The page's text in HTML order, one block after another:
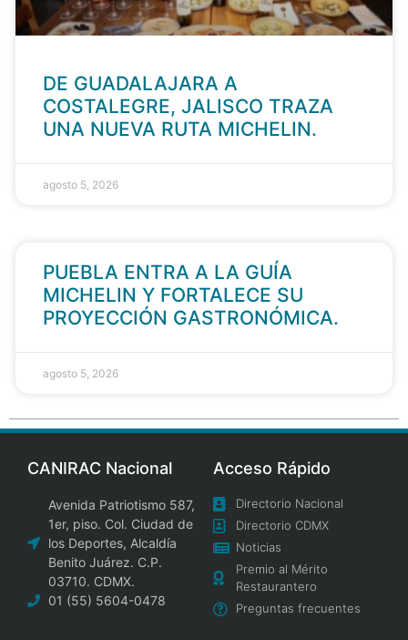
DE GUADALAJARA A
COSTALEGRE, JALISCO TRAZA
UNA NUEVA RUTA MICHELIN.
agosto 5, 2026
PUEBLA ENTRA A LA GUÍA
MICHELIN Y FORTALECE SU
PROYECCIÓN GASTRONÓMICA.
agosto 5, 2026
CANIRAC Nacional
Avenida Patriotismo 587,
1er, piso. Col. Ciudad de
los Deportes, Alcaldía
Benito Juárez. C.P.
03710. CDMX.
01 (55) 5604-0478
Acceso Rápido
Directorio Nacional
Directorio CDMX
Noticias
Premio al Mérito
Restaurantero
Preguntas frecuentes